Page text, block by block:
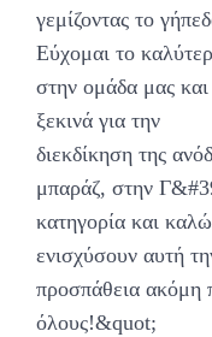
γεμίζοντας το
Εύχομαι το
στην ομάδα μας
ξεκινά για την
διεκδίκηση της
μπαράζ, στην
κατηγορία και
ενισχύσουν αυτή
προσπάθεια ακόμη
όλους!&quot;